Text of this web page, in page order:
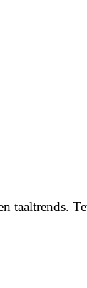
taaltrends.